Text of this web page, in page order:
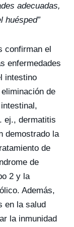
adecuadas,
huésped”
confirman el
enfermedades
intestino
de
ej., dermatitis
demostrado la
de
de
2 y la
Además,
en la salud
la inmunidad